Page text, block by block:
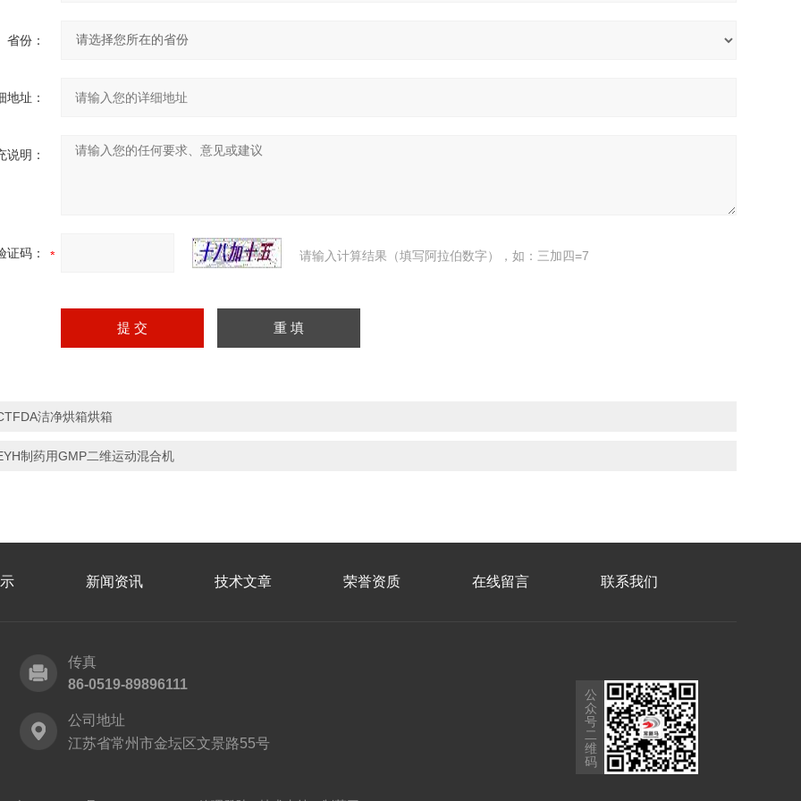
省份：
地址：
说明：
证码： 请输入计算结果（填写阿拉伯数字），如：三加四=7
洁净烘箱烘箱
制药用GMP二维运动混合机
新闻资讯 技术文章 荣誉资质 在线留言 联系我们
传真
86-0519-89896111
公司地址
江苏省常州市金坛区文景路55号
公
众
号
二
维
码